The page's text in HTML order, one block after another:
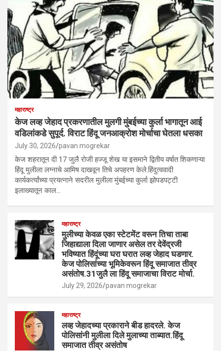
महाराष्ट्र
केज लव्ह जेहाद प्रकरणातील मुलगी मुंबईच्या कुर्ला भागातून आई
वडिलांकडे सुपूर्द. विराट हिंदू जनआक्रोश मोर्चाचा घेतला धसका
July 30, 2026 pavan mogrekar
केज शहरातून दी 17 जुलै रोजी हज्जू शेख या इसमाने द्वितीय वर्षात शिकणाऱ्या
हिंदू मुलीला लग्नाचे आमिष दाखवून तिचे अपहरण केले.हिंदुत्ववादी
कार्यकर्त्यांच्या प्रयत्नाने सदरील मुलीला मुंबईच्या कुर्ला झोपडपट्टी
इलाख्यातून काल…
महाराष्ट्र
मुलीच्या केवळ एका स्टेटमेंट वरून तिचा ताबा
जिहाद्याला दिला जाणार असेल तर देवेंद्रजी
भविष्यात हिंदूंच्या घरा घरात लव्ह जेहाद घडणार.
केज पोलिसांच्या भूमिकेवरून हिंदू समाजात तीव्र
असंतोष.31जुलै ला हिंदू समाजाचा विराट मोर्चा.
July 29, 2026 pavan mogrekar
महाराष्ट्र
लव्ह जेहादच्या प्रकाराने बीड हादरले. केज
पोलिसांनी मुलीला दिले मुलाच्या ताब्यात.हिंदू
समाजात तीव्र असंतोष